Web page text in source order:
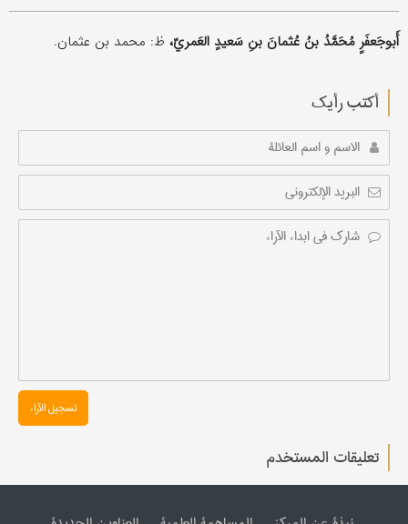
أَبوجَعفَرٍ مُحَمَّدُ بنُ عُثمانَ بنِ سَعیدٍ العَمريّ، ظ: محمد بن عثمان.
أکتب رأیك
تسجیل الآراء
تعليقات المستخدم